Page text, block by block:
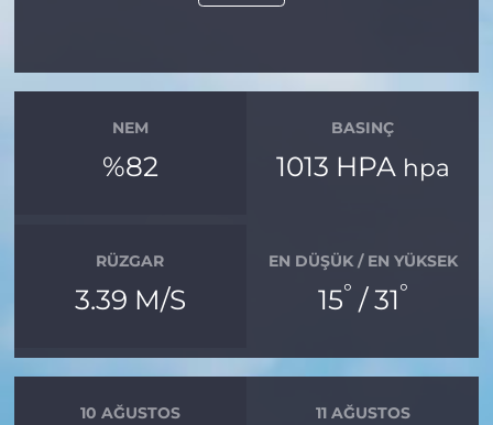
NEM
%82
BASINÇ
1013 HPA hpa
RÜZGAR
3.39 M/S
EN DÜŞÜK / EN YÜKSEK
15° / 31°
10 AĞUSTOS
11 AĞUSTOS